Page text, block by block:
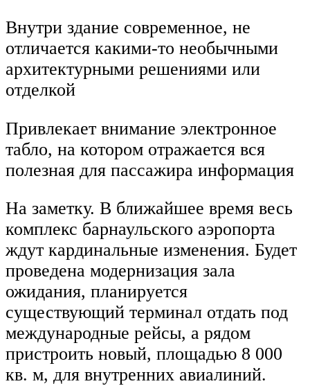
Внутри здание современное, не
отличается какими-то необычными
архитектурными решениями или
отделкой
Привлекает внимание электронное
табло, на котором отражается вся
полезная для пассажира информация
На заметку. В ближайшее время весь
комплекс барнаульского аэропорта
ждут кардинальные изменения. Будет
проведена модернизация зала
ожидания, планируется
существующий терминал отдать под
международные рейсы, а рядом
пристроить новый, площадью 8 000
кв. м, для внутренних авиалиний.